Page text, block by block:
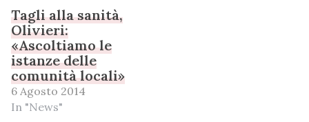
Tagli alla sanità,
Olivieri:
«Ascoltiamo le
istanze delle
comunità locali»
6 Agosto 2014
In "News"